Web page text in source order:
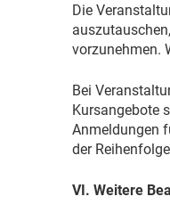
Die
vorzunehmen.
Bei
Kursangebote
Anmeldungen
der
VI. Weitere